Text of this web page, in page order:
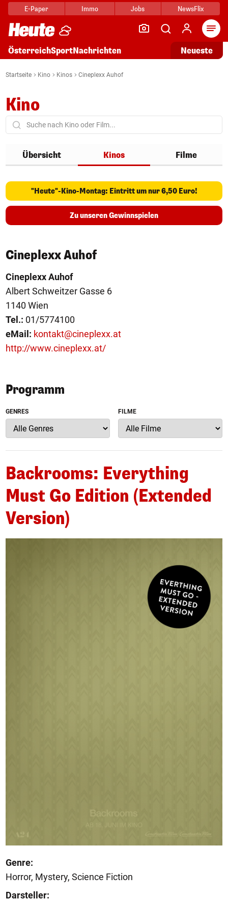
E-Paper Immo Jobs NewsFlix
ÖsterreichSportNachrichten Neueste
Startseite Kino Kinos Cineplexx Auhof
Kino
Übersicht Kinos Filme
"Heute"-Kino-Montag: Eintritt um nur 6,50 Euro!
Zu unseren Gewinnspielen
Cineplexx Auhof
Cineplexx Auhof
Albert Schweitzer Gasse 6
1140 Wien
Tel.: 01/5774100
eMail: kontakt@cineplexx.at
http://www.cineplexx.at/
Programm
GENRES FILME
Backrooms: Everything
Must Go Edition (Extended
Version)
Genre:
Horror, Mystery, Science Fiction
Darsteller: